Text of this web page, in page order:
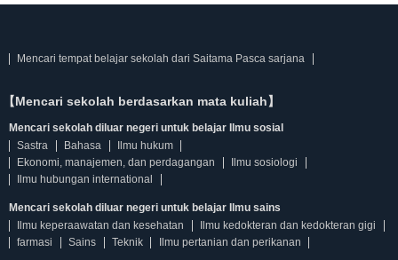
Mencari tempat belajar sekolah dari Saitama Pasca sarjana
【Mencari sekolah berdasarkan mata kuliah】
Mencari sekolah diluar negeri untuk belajar Ilmu sosial
Sastra
Bahasa
Ilmu hukum
Ekonomi, manajemen, dan perdagangan
Ilmu sosiologi
Ilmu hubungan international
Mencari sekolah diluar negeri untuk belajar Ilmu sains
Ilmu keperaawatan dan kesehatan
Ilmu kedokteran dan kedokteran gigi
farmasi
Sains Teknik Ilmu pertanian dan perikanan